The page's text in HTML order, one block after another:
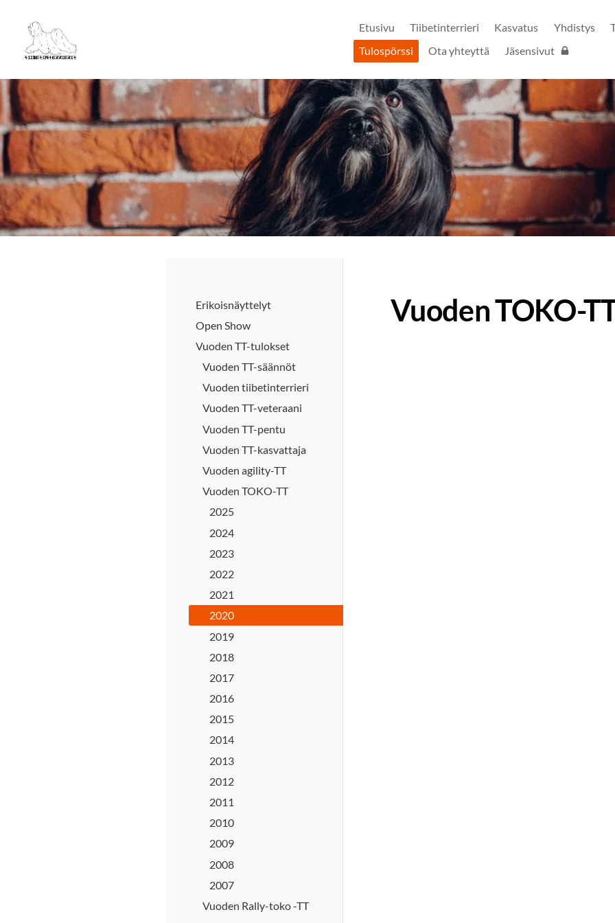
sivun
sisältöön
Tiibetinterrierit ry
Etusivu Tiibetinterrieri Kasvatus Yhdistys
Tulospörssi
Ota yhteyttä Jäsensivut
Erikoisnäyttelyt
Open Show
Vuoden TT-tulokset
Vuoden TT-säännöt
Vuoden tiibetinterrieri
Vuoden TT-veteraani
Vuoden TT-pentu
Vuoden TT-kasvattaja
Vuoden agility-TT
Vuoden TOKO-TT
2025
2024
2023
2022
2021
2020
2019
2018
2017
2016
2015
2014
2013
2012
2011
2010
2009
2008
2007
Vuoden Rally-toko -TT
Vuoden TOKO-